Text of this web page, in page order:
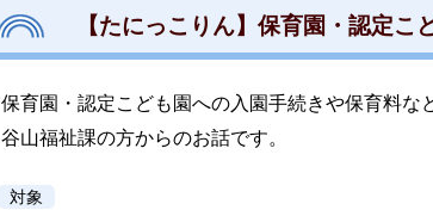
【たにっこりん】保育園・認定こ
保育園・認定こども園への入園手続きや保育料な
谷山福祉課の方からのお話です。
対象